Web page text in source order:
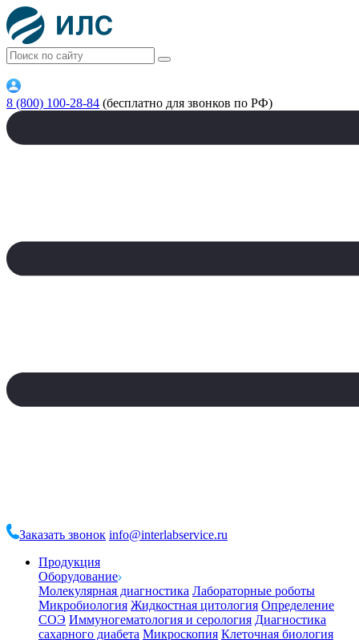
8 (800) 100-28-84 (бесплатно для звонков по РФ)
Заказать звонок info@interlabservice.ru
Продукция
Оборудование
Молекулярная диагностика Лабораторные роботы
Микробиология Жидкостная цитология Определение
СОЭ Иммуногематология и серология Диагностика
сахарного диабета Микроскопия Клеточная биология